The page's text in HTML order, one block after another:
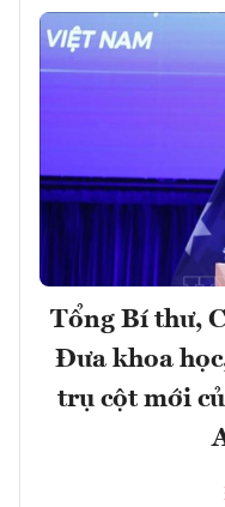
Tổng Bí thư,
Đưa khoa
trụ cột mới